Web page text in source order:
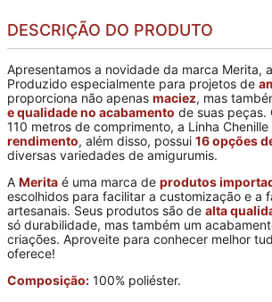
DESCRIÇÃO DO PRODUTO
Apresentamos a novidade da marca Merita, a
Produzido especialmente para projetos de
proporciona não apenas maciez, mas
e qualidade no acabamento de suas peças.
110 metros de comprimento, a Linha
rendimento, além disso, possui 16 opções
diversas variedades de amigurumis.
A Merita é uma marca de produtos
escolhidos para facilitar a customização e a
artesanais. Seus produtos são de alta
só durabilidade, mas também um
criações. Aproveite para conhecer melhor
oferece!
Composição: 100% poliéster.